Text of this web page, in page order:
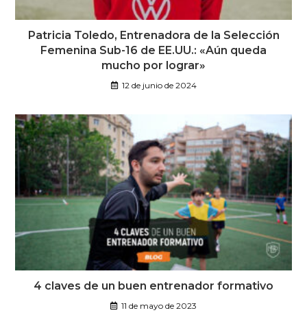
Patricia Toledo, Entrenadora de la Selección
Femenina Sub-16 de EE.UU.: «Aún queda
mucho por lograr»
12 de junio de 2024
4 claves de un buen entrenador formativo
11 de mayo de 2023